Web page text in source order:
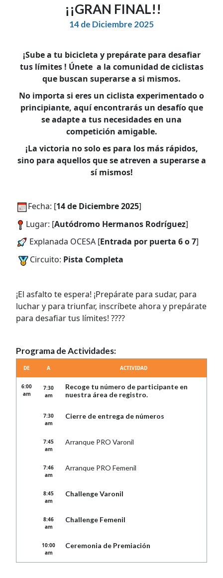
¡¡GRAN FINAL!!
14 de Diciembre 2025
¡Sube a tu bicicleta y prepárate para desafiar
tus límites ! Únete a la comunidad de ciclistas
que buscan superarse a si mismos.
No importa si eres un ciclista experimentado o
principiante, aquí encontrarás un desafío que
se adapte a tus necesidades en una
competición amigable.
¡La victoria no solo es para los más rápidos,
sino para aquellos que se atreven a superarse a
sí mismos!
Fecha: [14 de Diciembre 2025]
Lugar: [Autódromo Hermanos Rodríguez]
Explanada OCESA [Entrada por puerta 6 o 7]
Circuito: Pista Completa
¡El asfalto te espera! ¡Prepárate para sudar, para
luchar y para triunfar, inscríbete ahora y prepárate
para desafiar tus límites! ????
Programa de Actividades:
DE A ACTIVIDAD
6:00
am
7:30
am
Recoge tu número de participante en
nuestra área de registro.
7:30
am
Cierre de entrega de números
7:45
am
Arranque PRO Varonil
7:46
am
Arranque PRO Femenil
8:45
am
Challenge Varonil
8:46
am
Challenge Femenil
10:00
am
Ceremonia de Premiación